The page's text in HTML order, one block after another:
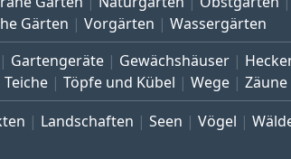
Gärten Vorgärten Wassergärten
Gartengeräte Gewächshäuser
Teiche Töpfe und Kübel Wege Zäune
Landschaften Seen Vögel